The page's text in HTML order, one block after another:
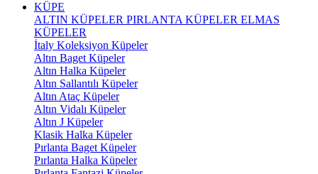
KÜPE
ALTIN KÜPELER PIRLANTA KÜPELER ELMAS
KÜPELER
İtaly Koleksiyon Küpeler
Altın Baget Küpeler
Altın Halka Küpeler
Altın Sallantılı Küpeler
Altın Ataç Küpeler
Altın Vidalı Küpeler
Altın J Küpeler
Klasik Halka Küpeler
Pırlanta Baget Küpeler
Pırlanta Halka Küpeler